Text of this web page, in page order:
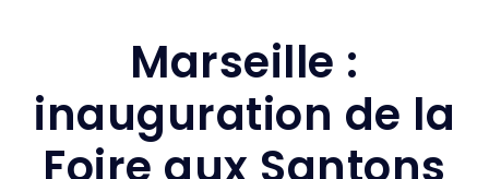
Marseille :
inauguration de la
Foire aux Santons